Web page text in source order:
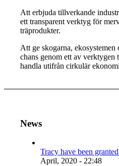
Att erbjuda tillverkande
ett transparent verktyg för
träprodukter.
Att ge skogarna, ekosystemen
chans genom ett av verktygen
handla utifrån cirkulär
News
Tracy have been
April, 2020 - 22:48